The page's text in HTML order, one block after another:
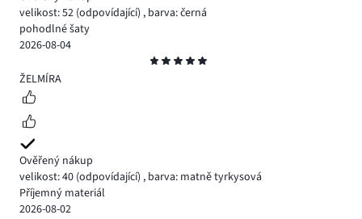
velikost: 52 (odpovídající) , barva: černá
pohodlné šaty
2026-08-04
5
ŽELMÍRA
Ověřený nákup
velikost: 40 (odpovídající) , barva: matně tyrkysová
Příjemný materiál
2026-08-02